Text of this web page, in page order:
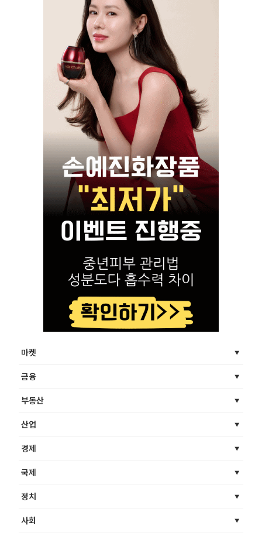
마켓
금융
부동산
산업
경제
국제
정치
사회